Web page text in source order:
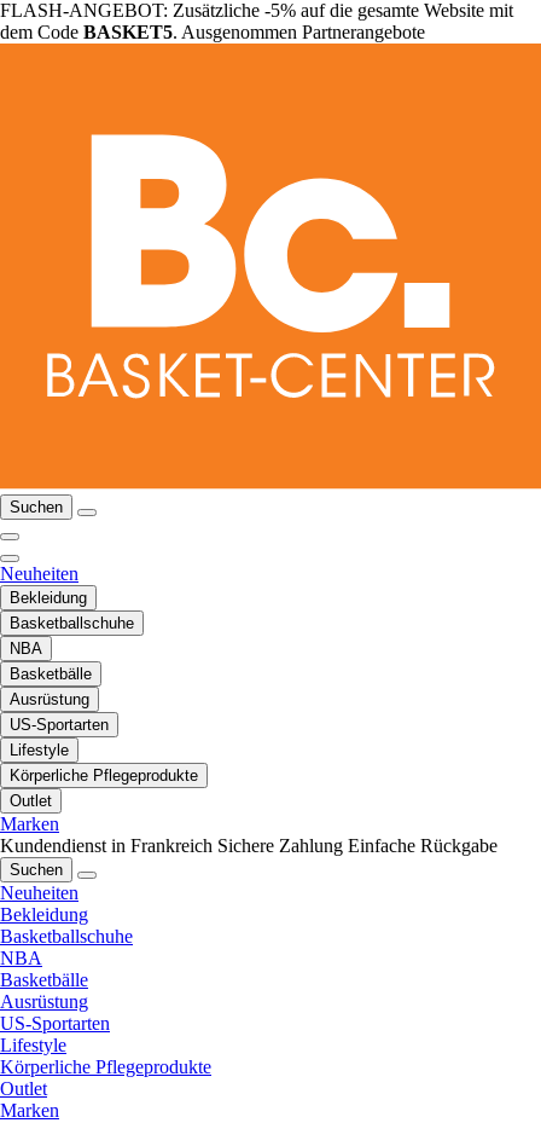
FLASH-ANGEBOT: Zusätzliche -5% auf die gesamte Website mit
dem Code BASKET5. Ausgenommen Partnerangebote
Suchen
Neuheiten
Bekleidung
Basketballschuhe
NBA
Basketbälle
Ausrüstung
US-Sportarten
Lifestyle
Körperliche Pflegeprodukte
Outlet
Marken
Kundendienst in Frankreich Sichere Zahlung Einfache Rückgabe
Suchen
Neuheiten
Bekleidung
Basketballschuhe
NBA
Basketbälle
Ausrüstung
US-Sportarten
Lifestyle
Körperliche Pflegeprodukte
Outlet
Marken